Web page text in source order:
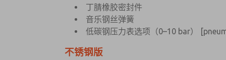
丁腈橡胶密封件
音乐钢丝弹簧
低碳钢压力表选项（0–10 bar）
不锈钢版